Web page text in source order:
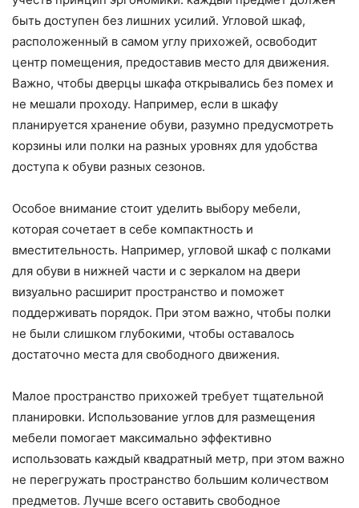
быть доступен без лишних усилий. Угловой шкаф,
расположенный в самом углу прихожей, освободит
центр помещения, предоставив место для движения.
Важно, чтобы дверцы шкафа открывались без помех и
не мешали проходу. Например, если в шкафу
планируется хранение обуви, разумно предусмотреть
корзины или полки на разных уровнях для удобства
доступа к обуви разных сезонов.
Особое внимание стоит уделить выбору мебели,
которая сочетает в себе компактность и
вместительность. Например, угловой шкаф с полками
для обуви в нижней части и с зеркалом на двери
визуально расширит пространство и поможет
поддерживать порядок. При этом важно, чтобы полки
не были слишком глубокими, чтобы оставалось
достаточно места для свободного движения.
Малое пространство прихожей требует тщательной
планировки. Использование углов для размещения
мебели помогает максимально эффективно
использовать каждый квадратный метр, при этом важно
не перегружать пространство большим количеством
предметов. Лучше всего оставить свободное